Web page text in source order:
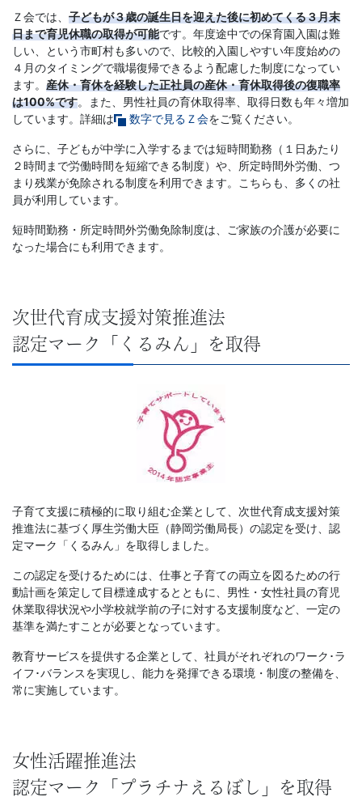
Ｚ会では、 子どもが３歳の誕生日を迎えた後に初めてくる３月末
日まで育児休職の取得が可能です。年度途中での保育園入園は難
しい、という市町村も多いので、比較的入園しやすい年度始めの
４月のタイミングで職場復帰できるよう配慮した制度になってい
ます。 産休・育休を経験した正社員の産休・育休取得後の復職率
は100%です。また、男性社員の育休取得率、取得日数も年々増加
しています。詳細は
数字で見るＺ会をご覧ください。
さらに、子どもが中学に入学するまでは短時間勤務（１日あたり
２時間まで労働時間を短縮できる制度）や、所定時間外労働、つ
まり残業が免除される制度を利用できます。こちらも、多くの社
員が利用しています。
短時間勤務・所定時間外労働免除制度は、ご家族の介護が必要に
なった場合にも利用できます。
次世代育成支援対策推進法
認定マーク「くるみん」を取得
子育て支援に積極的に取り組む企業として、次世代育成支援対策
推進法に基づく厚生労働大臣（静岡労働局長）の認定を受け、認
定マーク「くるみん」を取得しました。
この認定を受けるためには、仕事と子育ての両立を図るための行
動計画を策定して目標達成するとともに、男性・女性社員の育児
休業取得状況や小学校就学前の子に対する支援制度など、一定の
基準を満たすことが必要となっています。
教育サービスを提供する企業として、社員がそれぞれのワーク･ラ
イフ･バランスを実現し、能力を発揮できる環境・制度の整備を、
常に実施しています。
女性活躍推進法
認定マーク「プラチナえるぼし」を取得